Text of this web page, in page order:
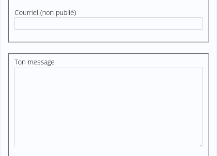
Courriel (non publié)
Ton message